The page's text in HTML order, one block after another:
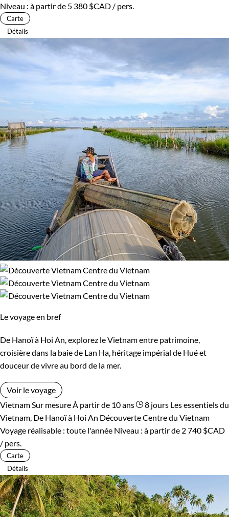
Niveau : à partir de 5 380 $CAD / pers.
Carte
Détails
Le voyage en bref
De Hanoï à Hoi An, explorez le Vietnam entre patrimoine,
croisière dans la baie de Lan Ha, héritage impérial de Hué et
douceur de vivre au bord de la mer.
Voir le voyage
Vietnam Sur mesure À partir de 10 ans 8 jours Les essentiels du
Vietnam, De Hanoï à Hoi An Découverte Centre du Vietnam
Voyage réalisable : toute l'année Niveau : à partir de 2 740 $CAD
/ pers.
Carte
Détails